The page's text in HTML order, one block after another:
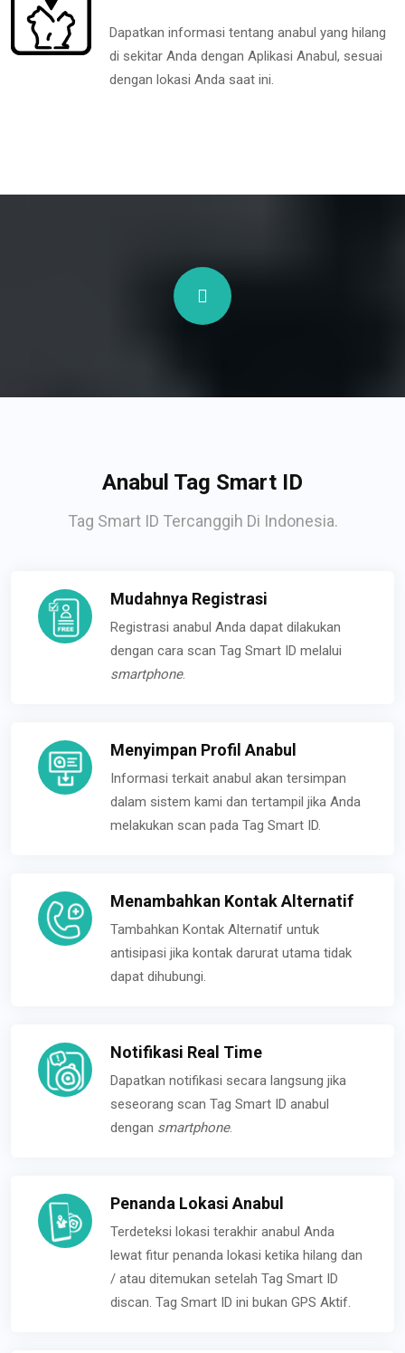
Dapatkan informasi tentang anabul yang hilang
di sekitar Anda dengan Aplikasi Anabul, sesuai
dengan lokasi Anda saat ini.
Anabul Tag Smart ID
Tag Smart ID Tercanggih Di Indonesia.
Mudahnya Registrasi
Registrasi anabul Anda dapat dilakukan
dengan cara scan Tag Smart ID melalui
smartphone.
Menyimpan Profil Anabul
Informasi terkait anabul akan tersimpan
dalam sistem kami dan tertampil jika Anda
melakukan scan pada Tag Smart ID.
Menambahkan Kontak Alternatif
Tambahkan Kontak Alternatif untuk
antisipasi jika kontak darurat utama tidak
dapat dihubungi.
Notifikasi Real Time
Dapatkan notifikasi secara langsung jika
seseorang scan Tag Smart ID anabul
dengan smartphone.
Penanda Lokasi Anabul
Terdeteksi lokasi terakhir anabul Anda
lewat fitur penanda lokasi ketika hilang dan
/ atau ditemukan setelah Tag Smart ID
discan. Tag Smart ID ini bukan GPS Aktif.